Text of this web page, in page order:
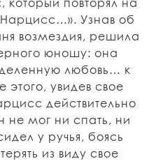
Узнав об
возмездия, решила
юношу: она
любовь… к
увидев свое
действительно
не мог ни спать, ни
у ручья, боясь
из виду свое